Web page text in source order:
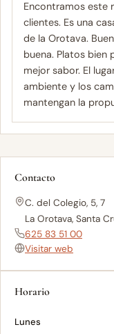
Encontramos este
clientes. Es una
de la Orotava.
buena. Platos bien
mejor sabor. El
ambiente y los
mantengan la
Contacto
C. del Colegio, 5, 7
La Orotava, Santa
625 83 51 00
Visitar web
Horario
Lunes